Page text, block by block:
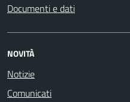
Documenti e dati
NOVITÀ
Notizie
Comunicati